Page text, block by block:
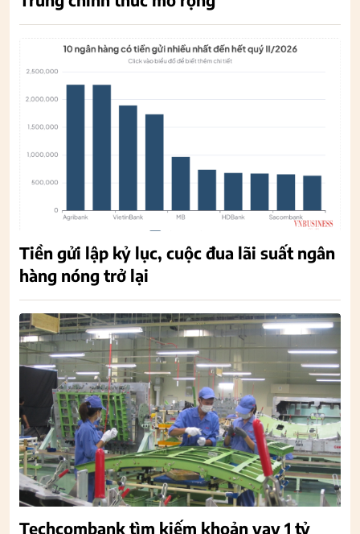
Tiền gửi lập kỷ lục, cuộc đua lãi suất ngân
hàng nóng trở lại
Techcombank tìm kiếm khoản vay 1 tỷ